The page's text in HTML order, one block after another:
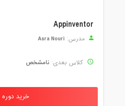
Appinventor
مدرس: Asra Nouri
کلاس بعدی: نامشخص
خرید دوره